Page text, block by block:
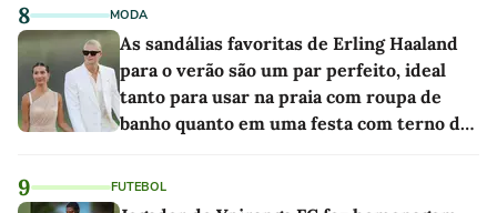
8 MODA
As sandálias favoritas de Erling Haaland
para o verão são um par perfeito, ideal
tanto para usar na praia com roupa de
banho quanto em uma festa com terno de
9 FUTEBOL